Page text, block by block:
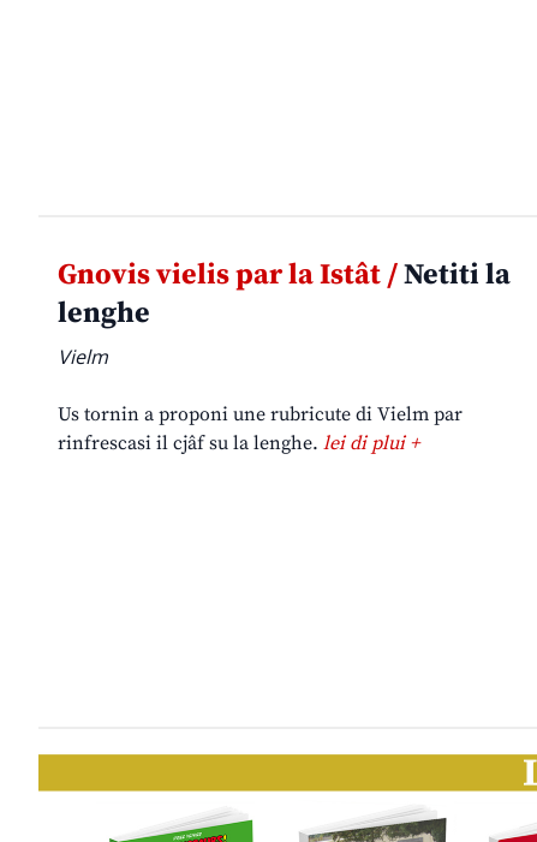
Gnovis vielis par la Istât /Netiti la
lenghe
Vielm
Us tornin a proponi une rubricute di Vielm par
rinfrescasi il cjâf su la lenghe. lei di plui +